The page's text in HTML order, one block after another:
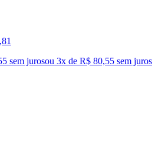
,81
sem jurosou 3x de R$ 80,55 sem juros